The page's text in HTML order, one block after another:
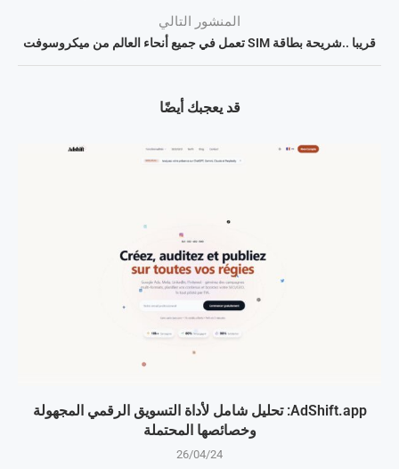
المنشور التالي
قريبا ..شريحة بطاقة SIM تعمل في جميع أنحاء العالم من ميكروسوفت
قد يعجبك أيضًا
AdShift.app: تحليل شامل لأداة التسويق الرقمي المجهولة
وخصائصها المحتملة
26/04/24